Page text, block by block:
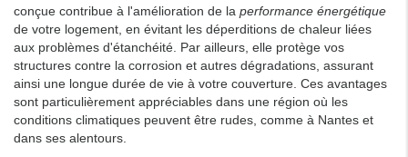
conçue contribue à l'amélioration de la performance énergétique
de votre logement, en évitant les déperditions de chaleur liées
aux problèmes d'étanchéité. Par ailleurs, elle protège vos
structures contre la corrosion et autres dégradations, assurant
ainsi une longue durée de vie à votre couverture. Ces avantages
sont particulièrement appréciables dans une région où les
conditions climatiques peuvent être rudes, comme à Nantes et
dans ses alentours.